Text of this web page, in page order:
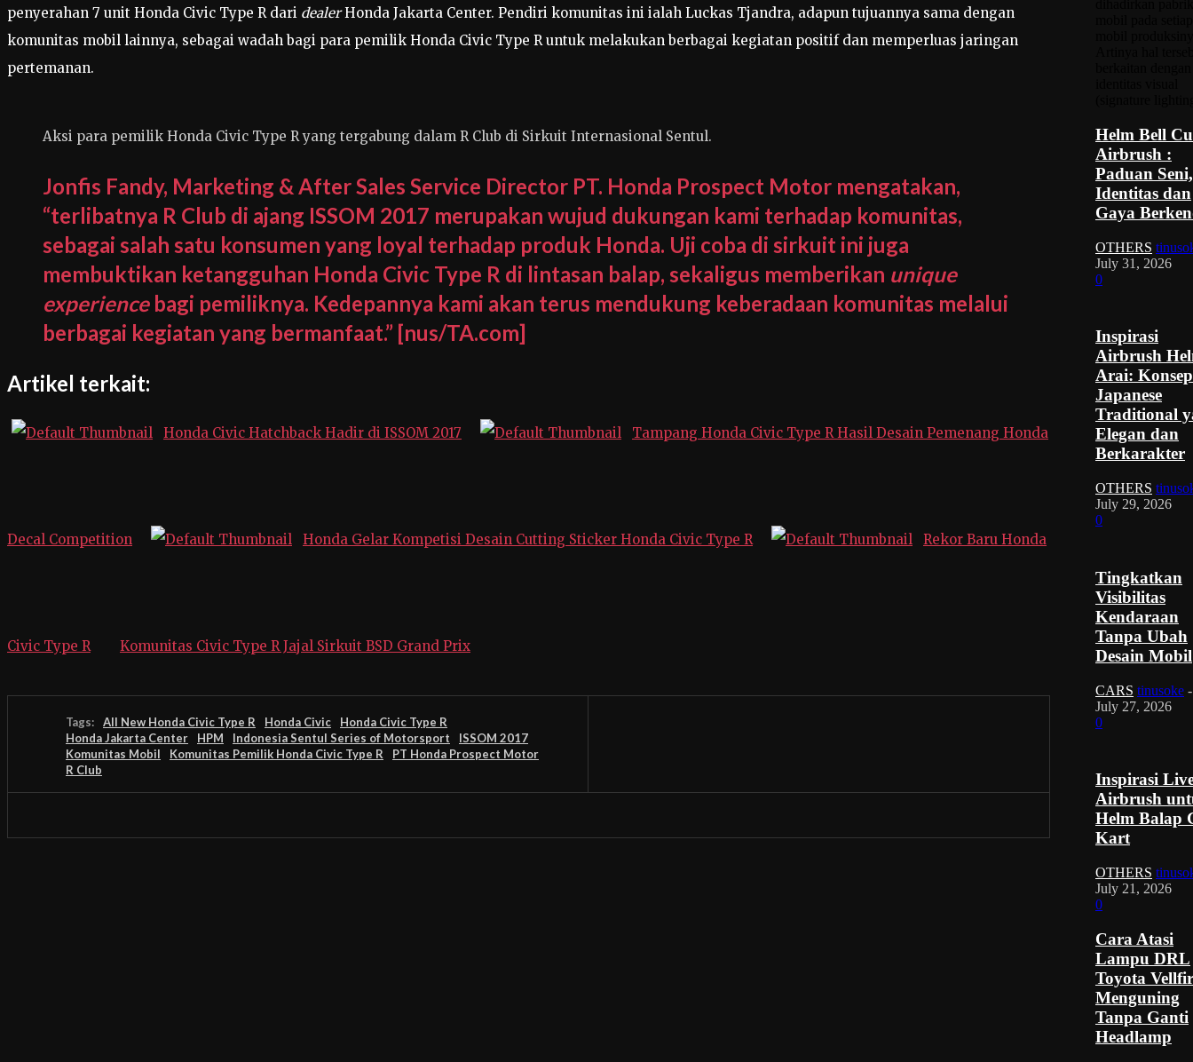
penyerahan 7 unit Honda Civic Type R dari dealerHonda Jakarta Center. Pendiri komunitas ini ialah Luckas Tjandra, adapun tujuannya sama dengan
komunitas mobil lainnya, sebagai wadah bagi para pemilik Honda Civic Type R untuk melakukan berbagai kegiatan positif dan memperluas jaringan
pertemanan.
Aksi para pemilik Honda Civic Type R yang tergabung dalam R Club di Sirkuit Internasional Sentul.
Jonfis Fandy, Marketing & After Sales Service Director PT. Honda Prospect Motor mengatakan,
“terlibatnya R Club di ajang ISSOM 2017 merupakan wujud dukungan kami terhadap komunitas,
sebagai salah satu konsumen yang loyal terhadap produk Honda. Uji coba di sirkuit ini juga
membuktikan ketangguhan Honda Civic Type R di lintasan balap, sekaligus memberikan unique
experiencebagi pemiliknya. Kedepannya kami akan terus mendukung keberadaan komunitas melalui
berbagai kegiatan yang bermanfaat.” [nus/TA.com]
Artikel terkait:
Honda Civic Hatchback Hadir di ISSOM 2017 Tampang Honda Civic Type R Hasil Desain Pemenang Honda
Decal Competition Honda Gelar Kompetisi Desain Cutting Sticker Honda Civic Type R Rekor Baru Honda
Civic Type R Komunitas Civic Type R Jajal Sirkuit BSD Grand Prix
Tags: All New Honda Civic Type R Honda Civic
Honda Civic Type R
Honda Jakarta Center
HPM Indonesia Sentul Series of Motorsport
ISSOM 2017
Komunitas Mobil
Komunitas Pemilik Honda Civic Type R
PT Honda Prospect Motor
R Club
Helm Bell
Airbrush :
Paduan Seni,
Identitas dan
Gaya
OTHERS
July 31, 2026
0
Inspirasi
Airbrush
Arai: Konsep
Japanese
Traditional
Elegan dan
Berkarakter
OTHERS
July 29, 2026
0
Tingkatkan
Visibilitas
Kendaraan
Tanpa Ubah
Desain Mobil
CARS tinusoke -
July 27, 2026
0
Inspirasi
Airbrush
Helm Balap
Kart
OTHERS
July 21, 2026
0
Cara Atasi
Lampu DRL
Toyota
Menguning
Tanpa Ganti
Headlamp